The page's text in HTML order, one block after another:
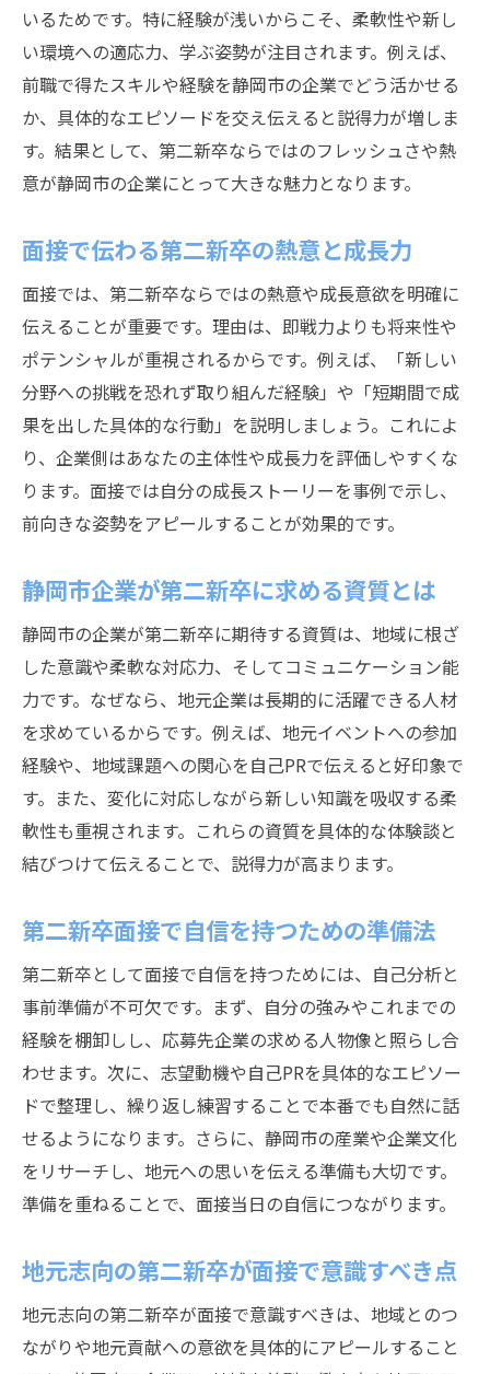
第二新卒の適応力を伝える具体的エピソー
ド
面接官の心に残る第二新卒の自己PR展開
第二新卒ならではの強みを静岡市で伝えるコツ
地域密着を強みに第二新卒が伝える方法
第二新卒のフレッシュさを活かす面接対応
成長意欲を静岡市の企業へ効果的に伝える
静岡市の企業文化に合う第二新卒の強調点
自己分析を活かした第二新卒の強み訴求術
未経験職種へ挑戦する第二新卒の面接対策
第二新卒が未経験分野で評価される準備法
面接で伝える第二新卒のチャレンジ精神
静岡市の企業が求める未経験者の姿勢とは
第二新卒のポテンシャルを伝える面接例
変化に強い第二新卒を印象づける話し方
地元で安定職を目指す第二新卒の秘訣
第二新卒が静岡市で安定職を選ぶポイント
地元密着志向の第二新卒が評価される理由
安定志向を面接で伝える第二新卒の工夫
福利厚生に注目する第二新卒の面接準備法
静岡市企業に長く勤めたい第二新卒の伝え
方
点
面接で評価される第二新卒の志望動機作成法
第二新卒の強みを活かす志望動機の作り方
静岡市企業に響く第二新卒の動機の伝え方
成長意欲を示す第二新卒の志望動機例
地元愛を盛り込んだ第二新卒の表現術
自己分析を反映した第二新卒の動機作成法
面接官に印象付ける第二新卒の志望理由
第二新卒が静岡市企業で重視される背景
地元採用で求められる第二新卒の特徴とは
第二新卒を積極採用する企業の狙いを解説
いるためです。特に経験が浅いからこそ、柔軟性や新し
い環境への適応力、学ぶ姿勢が注目されます。例えば、
前職で得たスキルや経験を静岡市の企業でどう活かせる
か、具体的なエピソードを交え伝えると説得力が増しま
す。結果として、第二新卒ならではのフレッシュさや熱
意が静岡市の企業にとって大きな魅力となります。
面接で伝わる第二新卒の熱意と成長力
面接では、第二新卒ならではの熱意や成長意欲を明確に
伝えることが重要です。理由は、即戦力よりも将来性や
ポテンシャルが重視されるからです。例えば、「新しい
分野への挑戦を恐れず取り組んだ経験」や「短期間で成
果を出した具体的な行動」を説明しましょう。これによ
り、企業側はあなたの主体性や成長力を評価しやすくな
ります。面接では自分の成長ストーリーを事例で示し、
前向きな姿勢をアピールすることが効果的です。
静岡市企業が第二新卒に求める資質とは
静岡市の企業が第二新卒に期待する資質は、地域に根ざ
した意識や柔軟な対応力、そしてコミュニケーション能
力です。なぜなら、地元企業は長期的に活躍できる人材
を求めているからです。例えば、地元イベントへの参加
経験や、地域課題への関心を自己PRで伝えると好印象で
す。また、変化に対応しながら新しい知識を吸収する柔
軟性も重視されます。これらの資質を具体的な体験談と
結びつけて伝えることで、説得力が高まります。
第二新卒面接で自信を持つための準備法
第二新卒として面接で自信を持つためには、自己分析と
事前準備が不可欠です。まず、自分の強みやこれまでの
経験を棚卸しし、応募先企業の求める人物像と照らし合
わせます。次に、志望動機や自己PRを具体的なエピソー
ドで整理し、繰り返し練習することで本番でも自然に話
せるようになります。さらに、静岡市の産業や企業文化
をリサーチし、地元への思いを伝える準備も大切です。
準備を重ねることで、面接当日の自信につながります。
地元志向の第二新卒が面接で意識すべき点
地元志向の第二新卒が面接で意識すべきは、地域とのつ
ながりや地元貢献への意欲を具体的にアピールすること